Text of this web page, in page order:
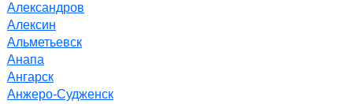
Александров
Алексин
Альметьевск
Анапа
Ангарск
Анжеро-Судженск